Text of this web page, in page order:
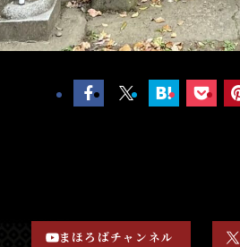
まほろばチャンネル